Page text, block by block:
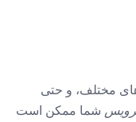
مختلف، و حتی
شما ممکن است